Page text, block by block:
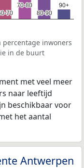
70
70
70-80
70-80
80-90
80-90
90+
90+
inwoners
in de buurt
met veel meer
naar leeftijd
beschikbaar voor
het aantal
Antwerpen